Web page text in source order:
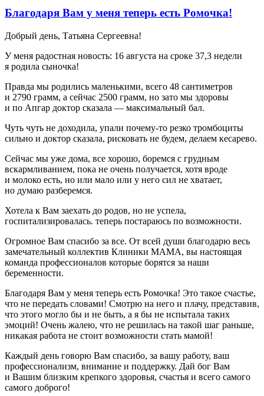
Благодаря Вам у меня теперь есть Ромочка!
Добрый день, Татьяна Сергеевна!
У меня радостная новость: 16 августа на сроке 37,3 недели
я родила сыночка!
Правда мы родились маленькими, всего 48 сантиметров
и 2790 грамм, а сейчас 2500 грамм, но зато мы здоровы
и по Апгар доктор сказала — максимальный бал.
Чуть чуть не доходила, упали почему-то резко тромбоциты
сильно и доктор сказала, рисковать не будем, делаем кесарево.
Сейчас мы уже дома, все хорошо, боремся с грудным
вскармливанием, пока не очень получается, хотя вроде
и молоко есть, но или мало или у него сил не хватает,
но думаю разберемся.
Хотела к Вам заехать до родов, но не успела,
госпитализировалась. теперь постараюсь по возможности.
Огромное Вам спасибо за все. От всей души благодарю весь
замечательный коллектив Клиники МАМА, вы настоящая
команда профессионалов которые борятся за наши
беременности.
Благодаря Вам у меня теперь есть Ромочка! Это такое счастье,
что не передать словами! Смотрю на него и плачу, представив,
что этого могло бы и не быть, а я бы не испытала таких
эмоций! Очень жалею, что не решилась на такой шаг раньше,
никакая работа не стоит возможности стать мамой!
Каждый день говорю Вам спасибо, за вашу работу, ваш
профессионализм, внимание и поддержку. Дай бог Вам
и Вашим близким крепкого здоровья, счастья и всего самого
самого доброго!